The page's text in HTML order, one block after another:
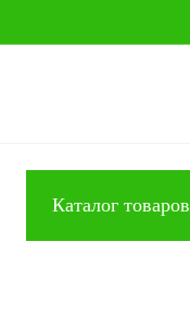
Каталог товаров